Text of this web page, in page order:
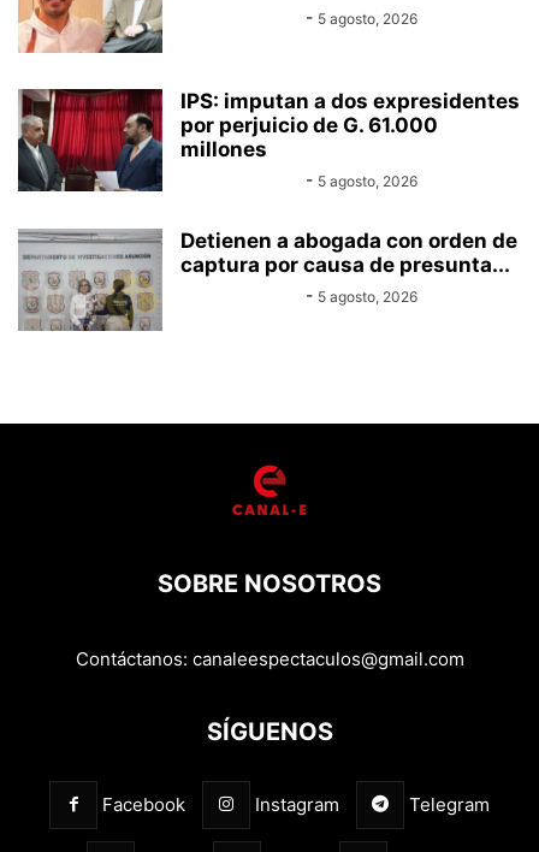
- 5 agosto, 2026
IPS: imputan a dos expresidentes
por perjuicio de G. 61.000
millones
- 5 agosto, 2026
Detienen a abogada con orden de
captura por causa de presunta...
- 5 agosto, 2026
SOBRE NOSOTROS
Contáctanos: canaleespectaculos@gmail.com
SÍGUENOS
Facebook Instagram Telegram